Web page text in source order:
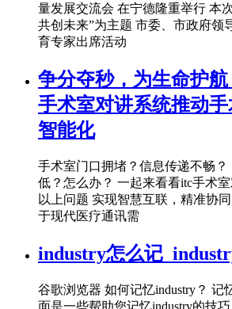
量发展交流会 在宁德隆重举行 本
共创未来”为主题 市委、市政府领
育专家出席活动
争分夺秒，为生命护
手术室对讲系统推动手
智能化
手术室门口拥堵？信息传递不畅
低？怎么办？ 一起来看看itc手术
以上问题 实现智慧互联，精准协
于现代医疗通讯需
industry怎么记
谷歌浏览器 如何记忆industry？ 记
面是一些帮助您记忆industry的技